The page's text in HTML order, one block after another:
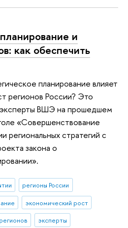
и
как обеспечить
планирование влияет
регионов России? Это
эксперты ВШЭ на прошедшем
«Совершенствование
региональных стратегий с
закона о
регионы России
экономический рост
эксперты